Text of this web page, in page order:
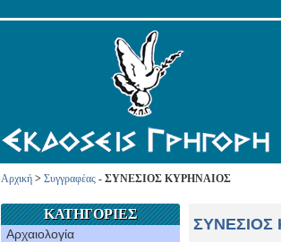
Αρχική > Συγγραφέας - ΣΥΝΕΣIOΣ ΚΥΡΗΝΑΙΟΣ
ΚΑΤΗΓΟΡΙΕΣ
Αρχαιολογία
ΣΥΝΕΣIOΣ